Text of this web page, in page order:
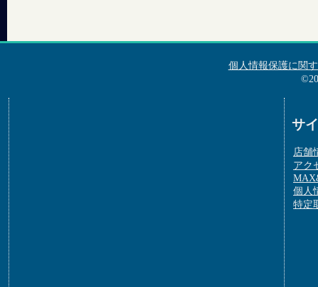
個人情報保護に関
サ
店舗
アク
個人
特定